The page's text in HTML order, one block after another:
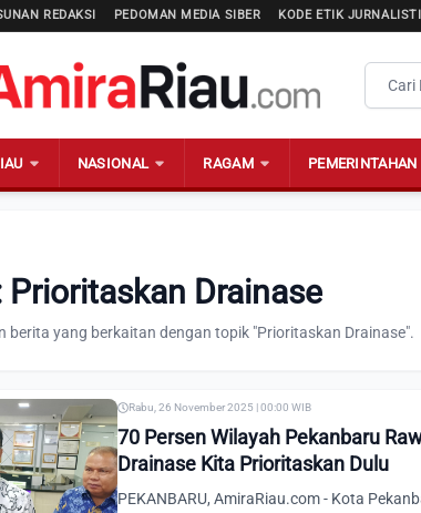
REDAKSI PEDOMAN MEDIA SIBER KODE ETIK
NASIONAL RAGAM PEMERINTAHAN
Prioritaskan Drainase
berita yang berkaitan dengan topik "Prioritaskan Drainase".
Rabu, 26 November 2025 | 00:00 WIB
70 Persen Wilayah Pekanbaru
Drainase Kita Prioritaskan Dulu
PEKANBARU, AmiraRiau.com - Kota